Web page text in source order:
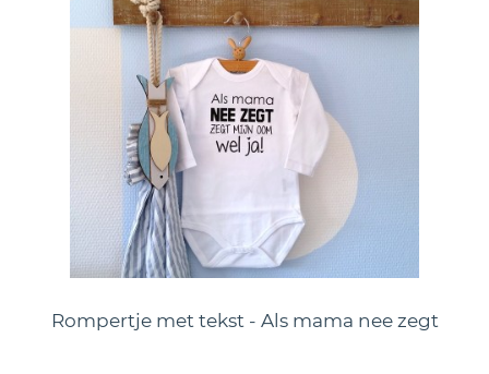
Rompertje met tekst - Als mama nee zegt